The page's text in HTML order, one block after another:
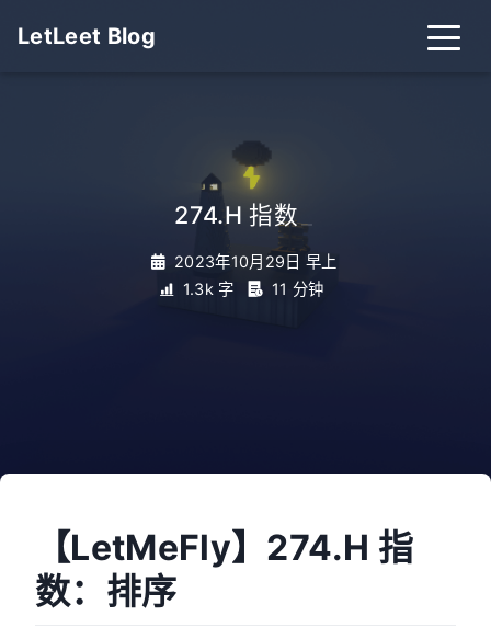
LetLeet Blog
274.H 指数
2023年10月29日 早上
1.3k 字
11 分钟
【LetMeFly】274.H 指
数：排序